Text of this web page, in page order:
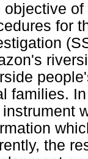
objective
for
families.
the